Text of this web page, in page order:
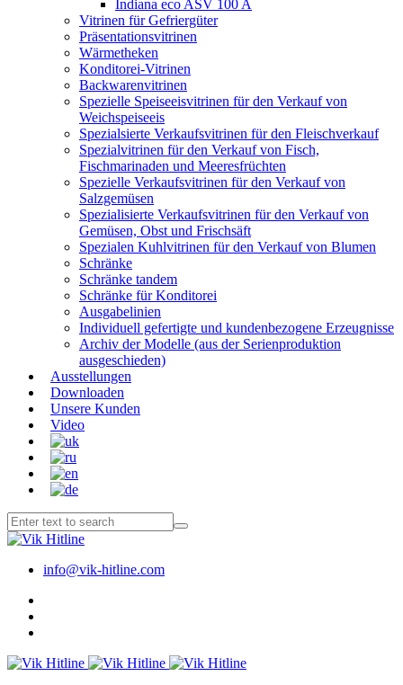
Indiana eco ASV 100 A
Vitrinen für Gefriergüter
Präsentationsvitrinen
Wärmetheken
Konditorei-Vitrinen
Backwarenvitrinen
Spezielle Speiseeisvitrinen für den Verkauf von
Weichspeiseeis
Spezialsierte Verkaufsvitrinen für den Fleischverkauf
Spezialvitrinen für den Verkauf von Fisch,
Fischmarinaden und Meeresfrüchten
Spezielle Verkaufsvitrinen für den Verkauf von
Salzgemüsen
Spezialisierte Verkaufsvitrinen für den Verkauf von
Gemüsen, Obst und Frischsäft
Spezialen Kuhlvitrinen für den Verkauf von Blumen
Schränke
Schränke tandem
Schränke für Konditorei
Ausgabelinien
Individuell gefertigte und kundenbezogene Erzeugnisse
Archiv der Modelle (aus der Serienproduktion
ausgeschieden)
Ausstellungen
Downloaden
Unsere Kunden
Video
info@vik-hitline.com